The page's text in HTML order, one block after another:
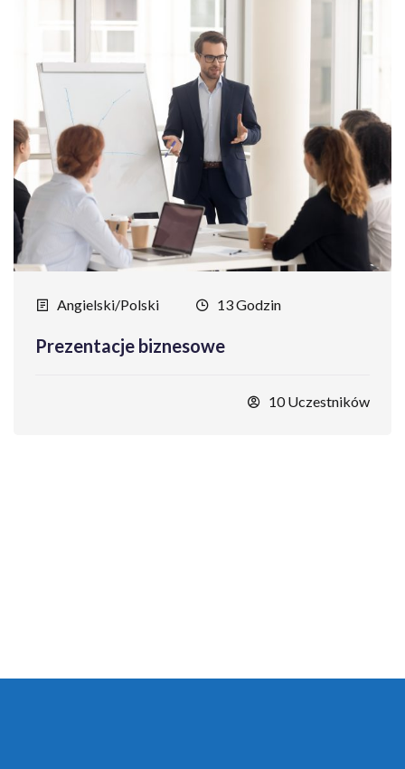
Angielski/Polski 13 Godzin
Prezentacje biznesowe
10 Uczestników